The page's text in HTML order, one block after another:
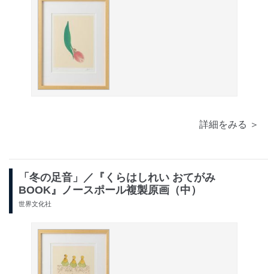
詳細をみる ＞
「冬の足音」／『くらはしれい おてがみ
BOOK』ノースポール複製原画（中）
世界文化社